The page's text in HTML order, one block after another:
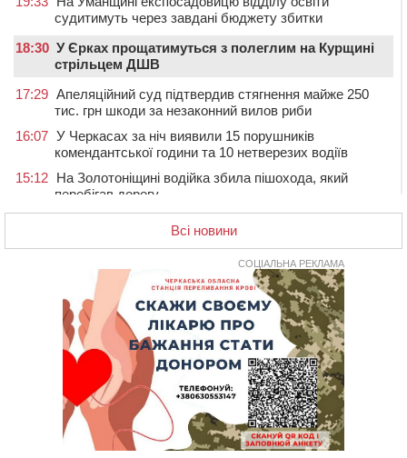
судитимуть через завдані бюджету збитки
18:30 У Єрках прощатимуться з полеглим на Курщині
стрільцем ДШВ
17:29 Апеляційний суд підтвердив стягнення майже 250
тис. грн шкоди за незаконний вилов риби
16:07 У Черкасах за ніч виявили 15 порушників
комендантської години та 10 нетверезих водіїв
15:12 На Золотоніщині водійка збила пішохода, який
перебігав дорогу
під охорону 188-річну церкву
У Смілі біля магазину під колесами вантажівки
загинула жінка
У Черкасах пропонують для приватизації
п’ятиповерховий об’єкт у центрі міста
Не вистачає стажу для пенсії: як його докупити та що
потрібно знати
У Черкасах виявили низку недоліків у гуртожитку, де
проживають ВПО
07 СЕРПНЯ 2026, П'ЯТНИЦЯ
На Черкащині врятували рідкісного чорного грифа
Всі новини
СОЦІАЛЬНА РЕКЛАМА